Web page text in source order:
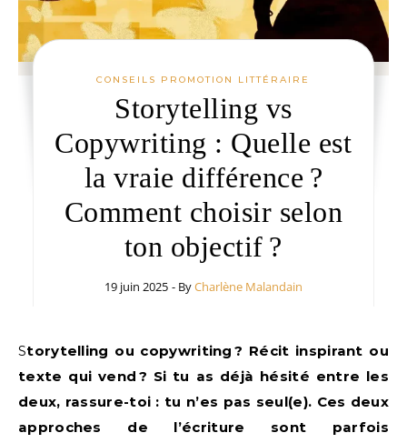
CONSEILS PROMOTION LITTÉRAIRE
Storytelling vs
Copywriting : Quelle est
la vraie différence ?
Comment choisir selon
ton objectif ?
19 juin 2025 - ByCharlène Malandain
Storytelling ou copywriting ? Récit inspirant ou
texte qui vend ? Si tu as déjà hésité entre les
deux, rassure-toi : tu n’es pas seul(e). Ces deux
approches de l’écriture sont parfois